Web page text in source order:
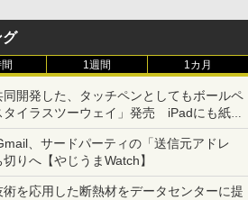
グ
1週間 1カ月
開発した、タッチペンとしてもボールペ
タイラスツーウェイ」発売 iPadにも紙に
込める
、サードパーティの「送信元アドレ
りへ【やじうまWatch】
を応用した断熱材をデータセンターに提